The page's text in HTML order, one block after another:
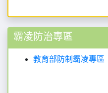
霸凌防治專區
教育部防制霸凌專區